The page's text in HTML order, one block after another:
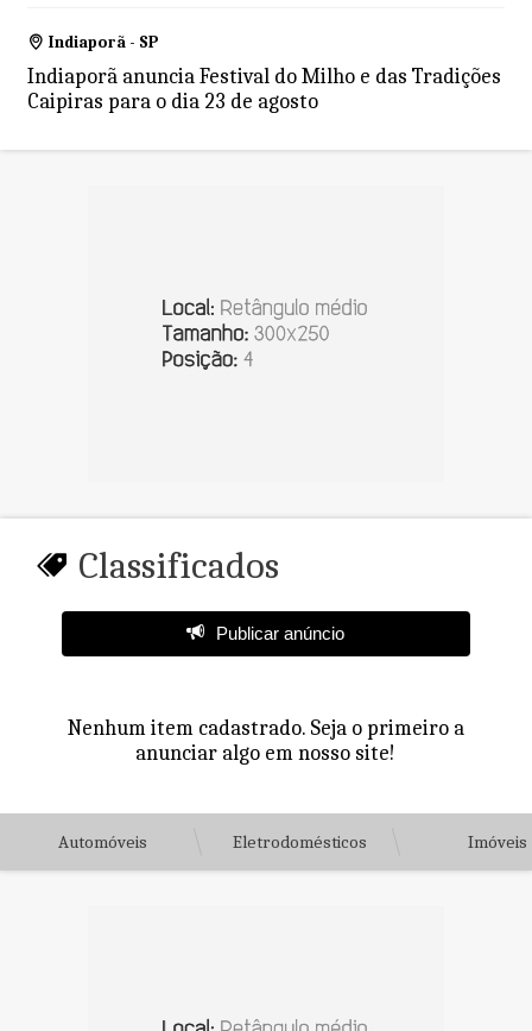
Indiaporã - SP
Indiaporã anuncia Festival do Milho e das Tradições
Caipiras para o dia 23 de agosto
Classificados
Publicar anúncio
Nenhum item cadastrado. Seja o primeiro a
anunciar algo em nosso site!
Automóveis Eletrodomésticos Imóveis